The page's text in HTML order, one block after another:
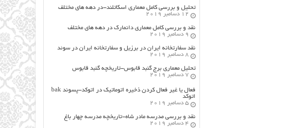
تحلیل و بررسی کامل معماری اسکاتلند-در دهه های مختلف
12 دسامبر 2019
نقد و بررسی کامل معماری دانمارک در دهه های مختلف
9 دسامبر 2019
نقد سفارتخانه ایران در برزیل و سفارتخانه ایران در سوئد
8 دسامبر 2019
تحلیل معماری برج گنبد قابوس-تاریخچه گنبد قابوس
7 دسامبر 2019
فعال یا غیر فعال کردن ذخیره اتوماتیک در اتوکد-پسوند bak
اتوکد
5 دسامبر 2019
نقد و بررسی مدرسه مادر شاه-تاریخچه مدرسه چهار باغ
4 دسامبر 2019